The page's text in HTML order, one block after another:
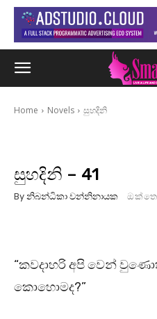
Home Novels සුහදිනි
සුහදිනි – 41
By නිබන්ධිකා වන්නිනායක
“කවදාහරි අපි වෙන්
කොහොමද?”